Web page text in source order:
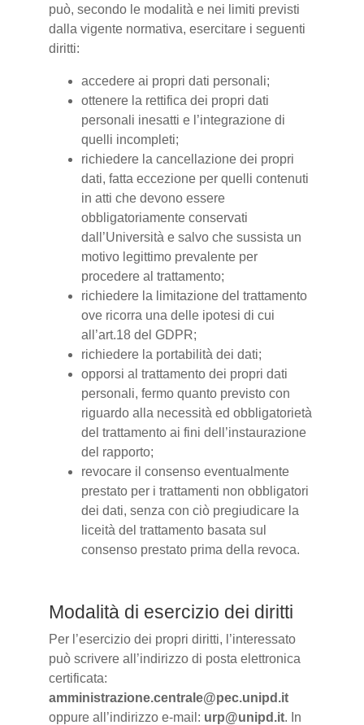
può, secondo le modalità e nei limiti previsti
dalla vigente normativa, esercitare i seguenti
diritti:
accedere ai propri dati personali;
ottenere la rettifica dei propri dati
personali inesatti e l’integrazione di
quelli incompleti;
richiedere la cancellazione dei propri
dati, fatta eccezione per quelli contenuti
in atti che devono essere
obbligatoriamente conservati
dall’Università e salvo che sussista un
motivo legittimo prevalente per
procedere al trattamento;
richiedere la limitazione del trattamento
ove ricorra una delle ipotesi di cui
all’art.18 del GDPR;
richiedere la portabilità dei dati;
opporsi al trattamento dei propri dati
personali, fermo quanto previsto con
riguardo alla necessità ed obbligatorietà
del trattamento ai fini dell’instaurazione
del rapporto;
revocare il consenso eventualmente
prestato per i trattamenti non obbligatori
dei dati, senza con ciò pregiudicare la
liceità del trattamento basata sul
consenso prestato prima della revoca.
Modalità di esercizio dei diritti
Per l’esercizio dei propri diritti, l’interessato
può scrivere all’indirizzo di posta elettronica
certificata:
amministrazione.centrale@pec.unipd.it
oppure all’indirizzo e-mail: urp@unipd.it. In